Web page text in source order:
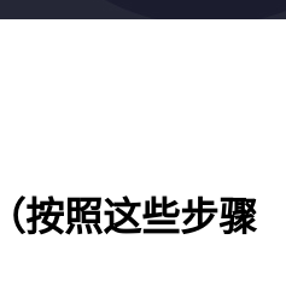
按照这些步骤